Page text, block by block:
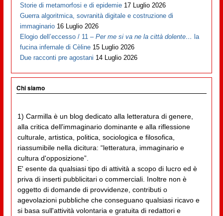
Storie di metamorfosi e di epidemie 17 Luglio 2026
Guerra algoritmica, sovranità digitale e costruzione di
immaginario 16 Luglio 2026
Elogio dell’eccesso / 11 –Per me si va ne la città dolente… la
fucina infernale di Cèline 15 Luglio 2026
Due racconti pre agostani 14 Luglio 2026
Chi siamo
1) Carmilla è un blog dedicato alla letteratura di genere,
alla critica dell'immaginario dominante e alla riflessione
culturale, artistica, politica, sociologica e filosofica,
riassumibile nella dicitura: “letteratura, immaginario e
cultura d'opposizione”.
E' esente da qualsiasi tipo di attività a scopo di lucro ed è
priva di inserti pubblicitari o commerciali. Inoltre non è
oggetto di domande di provvidenze, contributi o
agevolazioni pubbliche che conseguano qualsiasi ricavo e
si basa sull'attività volontaria e gratuita di redattori e